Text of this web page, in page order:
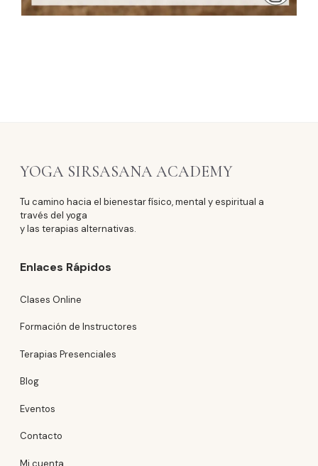
YOGA SIRSASANA ACADEMY
Tu camino hacia el bienestar físico, mental y espiritual a
través del yoga
y las terapias alternativas.
Enlaces Rápidos
Clases Online
Formación de Instructores
Terapias Presenciales
Blog
Eventos
Contacto
Mi cuenta